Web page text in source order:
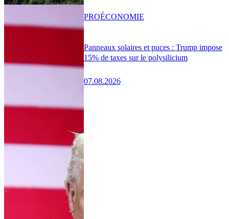
Panneaux solaires et puces : Trump impose
15% de taxes sur le polysilicium
07.08.2026
PROÉCONOMIE